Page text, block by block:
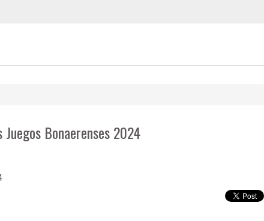
Bonaerenses 2024